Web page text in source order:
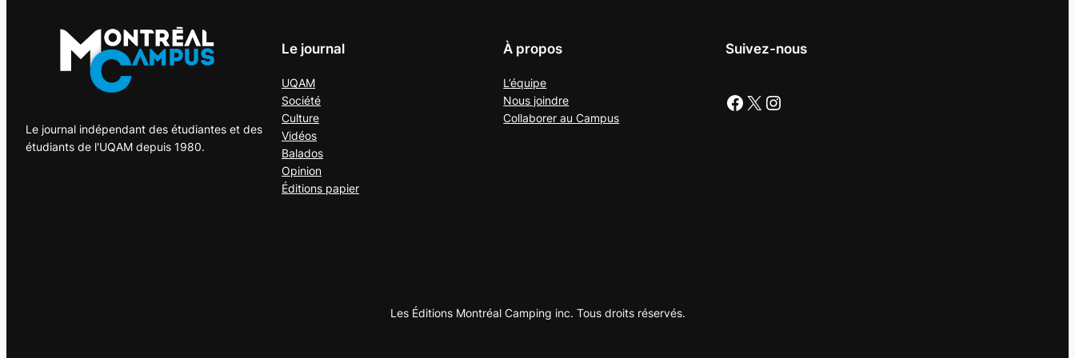
Le journal indépendant des étudiantes et des
étudiants de l'UQAM depuis 1980.
Le journal
UQAM
Société
Culture
Vidéos
Balados
Opinion
Éditions papier
À propos
L’équipe
Nous joindre
Collaborer auCampus
Suivez-nous
Facebook X Instagram
Les Éditions Montréal Camping inc. Tous droits réservés.